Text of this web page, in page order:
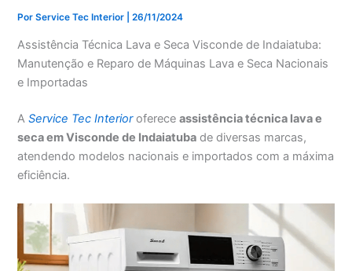
PorService Tec Interior |26/11/2024
Assistência Técnica Lava e Seca Visconde de Indaiatuba:
Manutenção e Reparo de Máquinas Lava e Seca Nacionais
e Importadas
AService Tec Interiorofereceassistência técnica lava e
seca em Visconde de Indaiatuba de diversas marcas,
atendendo modelos nacionais e importados com a máxima
eficiência.